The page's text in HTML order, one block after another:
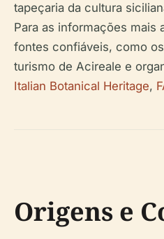
tapeçaria da cultura
Para as informações mais
fontes confiáveis, como
turismo de Acireale e
Italian Botanical Heritage,
Origens e